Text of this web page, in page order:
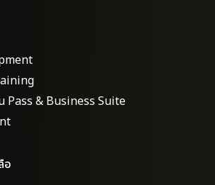
Pass & Business Suite
อ